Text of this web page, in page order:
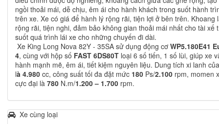
ngồi thoải mái, dễ chịu, êm ái cho hành khách trong suốt hành
trên xe. Xe có giá để hành lý rộng rãi, tiện lợi ở bên trên. Khoang
rộng rãi, tiện nghi, đảm bảo không gian thoải mái nhất cho tài xế
suốt quá trình lái xe cho những chuyến đi dài.
Xe King Long Nova 82Y - 35SA sử dụng động cơ WP5.180E41
4, cùng với hộp số FAST 6DS80T loại 6 số tiến, 1 số lùi, giúp xe
hành mạnh mẽ, êm ái, tiết kiệm nguyên liệu. Dung tích xi lanh
là 4.980 cc, công suất tối đa đặt mức 180 Ps/2.100 rpm, momen
cực đại là 780 N.m/1.200 – 1.700 rpm.
Xe cùng loại